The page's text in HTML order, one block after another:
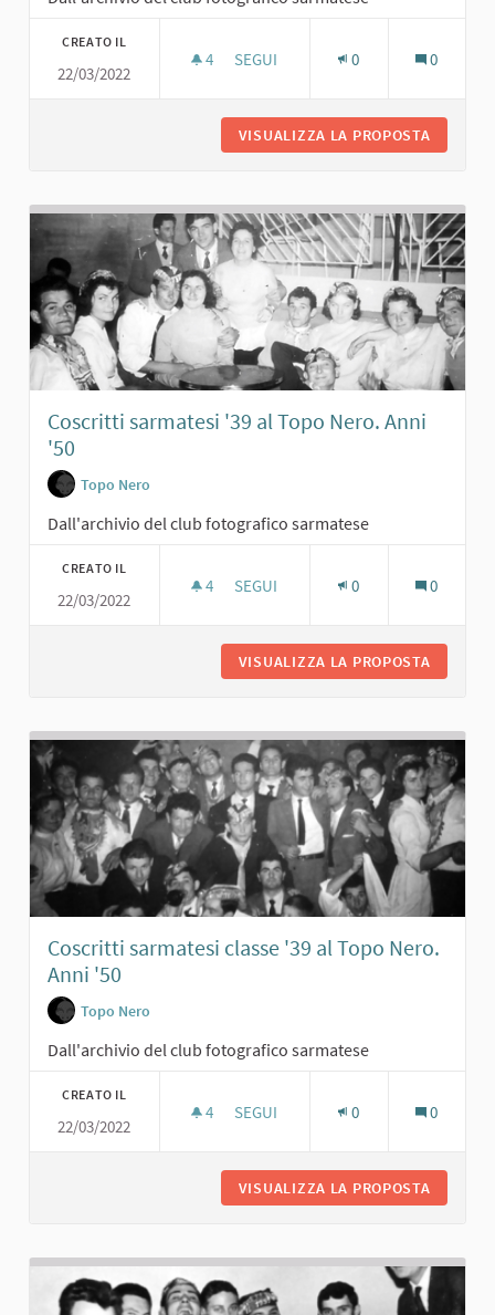
CREATO IL
22/03/2022
4 4 SOSTENITORI
SEGUI 0 0
VISUALIZZA LA PROPOSTA
Coscritti sarmatesi '39 al Topo Nero. Anni
'50
Topo Nero
Dall'archivio del club fotografico sarmatese
CREATO IL
22/03/2022
4 4 SOSTENITORI
SEGUI 0 0
VISUALIZZA LA PROPOSTA
Coscritti sarmatesi classe '39 al Topo Nero.
Anni '50
Topo Nero
Dall'archivio del club fotografico sarmatese
CREATO IL
22/03/2022
4 4 SOSTENITORI
SEGUI 0 0
VISUALIZZA LA PROPOSTA